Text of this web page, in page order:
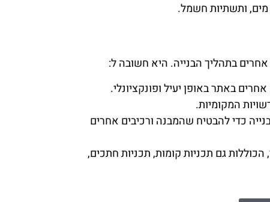
מים, ותשתיות חשמל.
בתהליך הבנייה. היא חשובה ל:
באתר באופן יעיל ופונקציונלי.
המקומיות.
כדי להבטיח שהמבנה ורכיבים אחרים
גם תכניות קומות, תכניות חתכים,